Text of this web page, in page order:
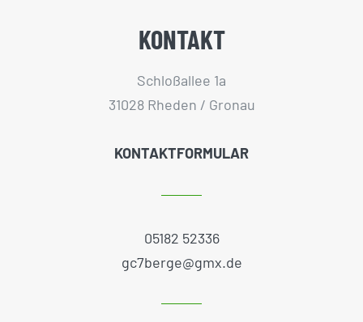
KONTAKT
Schloßallee 1a
31028 Rheden / Gronau
KONTAKTFORMULAR
05182 52336
gc7berge@gmx.de